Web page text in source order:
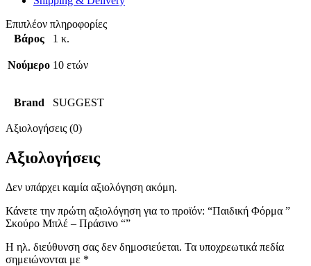
Επιπλέον πληροφορίες
Βάρος
1 κ.
Νούμερο 10 ετών
Brand SUGGEST
Αξιολογήσεις (0)
Αξιολογήσεις
Δεν υπάρχει καμία αξιολόγηση ακόμη.
Κάνετε την πρώτη αξιολόγηση για το προϊόν: “Παιδική Φόρμα ”
Σκούρο Μπλέ – Πράσινο “”
Η ηλ. διεύθυνση σας δεν δημοσιεύεται. Τα υποχρεωτικά πεδία
σημειώνονται με *